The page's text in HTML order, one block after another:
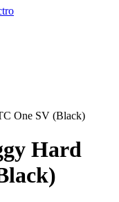
One SV (Black)
Hard